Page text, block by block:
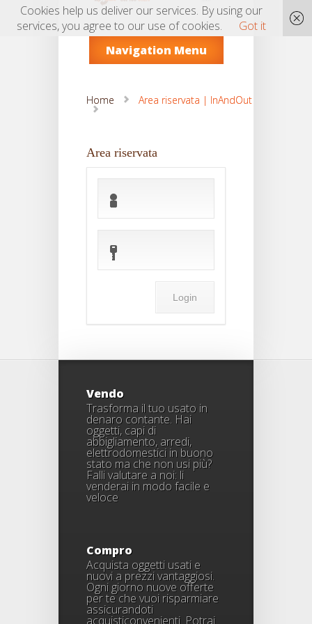
Navigation Menu
Home Area riservata | InAndOut
Area riservata
Vendo
Trasforma il tuo usato in
denaro contante. Hai
oggetti, capi di
abbigliamento, arredi,
elettrodomestici in buono
stato ma che non usi più?
Falli valutare a noi: li
venderai in modo facile e
veloce
Compro
Acquista oggetti usati e
nuovi a prezzi vantaggiosi.
Ogni giorno nuove offerte
per te che vuoi risparmiare
assicurandoti
acquisticonvenienti. Potrai
Cookies help us deliver our services. By using our
services, you agree to our use of cookies.
Got it